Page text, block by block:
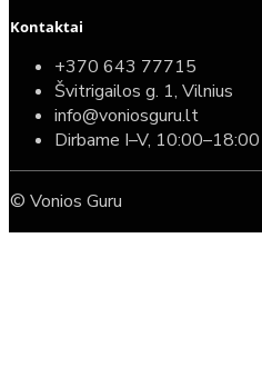
Kontaktai
+370 643 77715
Švitrigailos g. 1, Vilnius
info@voniosguru.lt
Dirbame I–V, 10:00–18:00
© Vonios Guru